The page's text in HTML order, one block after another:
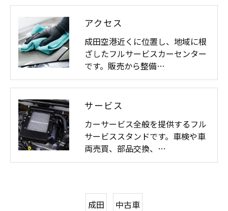
アクセス
成田空港近くに位置し、地域に根
ざしたフルサービスカーセンター
です。販売から整備…
サービス
カーサービス全般を提供するフル
サービススタンドです。車検や車
両売買、部品交換、…
成田 中古車